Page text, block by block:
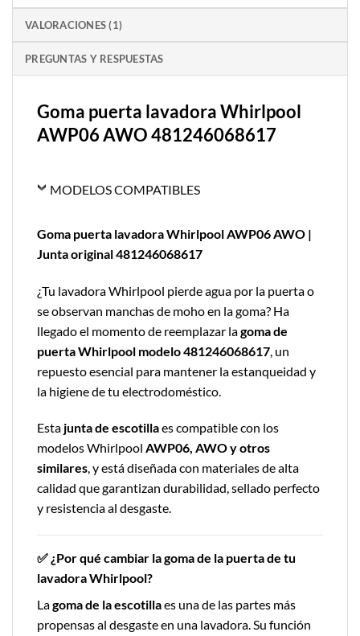
VALORACIONES (1)
PREGUNTAS Y RESPUESTAS
Goma puerta lavadora Whirlpool
AWP06 AWO 481246068617
MODELOS COMPATIBLES
Goma puerta lavadora Whirlpool AWP06 AWO |
Junta original 481246068617
¿Tu lavadora Whirlpool pierde agua por la puerta o
se observan manchas de moho en la goma? Ha
llegado el momento de reemplazar lagoma de
puerta Whirlpool modelo 481246068617 , un
repuesto esencial para mantener la estanqueidad y
la higiene de tu electrodoméstico.
Esta junta de escotillaes compatible con los
modelos Whirlpool AWP06, AWO y otros
similares, y está diseñada con materiales de alta
calidad que garantizan durabilidad, sellado perfecto
y resistencia al desgaste.
✅ ¿Por qué cambiar la goma de la puerta de tu
lavadora Whirlpool?
Lagoma de la escotillaes una de las partes más
propensas al desgaste en una lavadora. Su función